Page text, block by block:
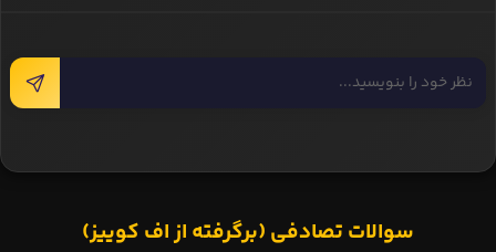
سوالات تصادفی (برگرفته از اف کوییز)